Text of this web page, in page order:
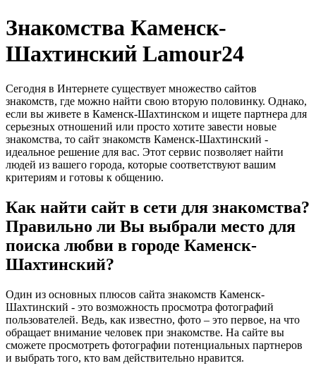
Знакомства Каменск-
Шахтинский Lamour24
Сегодня в Интернете существует множество сайтов
знакомств, где можно найти свою вторую половинку. Однако,
если вы живете в Каменск-Шахтинском и ищете партнера для
серьезных отношений или просто хотите завести новые
знакомства, то сайт знакомств Каменск-Шахтинский -
идеальное решение для вас. Этот сервис позволяет найти
людей из вашего города, которые соответствуют вашим
критериям и готовы к общению.
Как найти сайт в сети для знакомства?
Правильно ли Вы выбрали место для
поиска любви в городе Каменск-
Шахтинский?
Один из основных плюсов сайта знакомств Каменск-
Шахтинский - это возможность просмотра фотографий
пользователей. Ведь, как известно, фото – это первое, на что
обращает внимание человек при знакомстве. На сайте вы
сможете просмотреть фотографии потенциальных партнеров
и выбрать того, кто вам действительно нравится.